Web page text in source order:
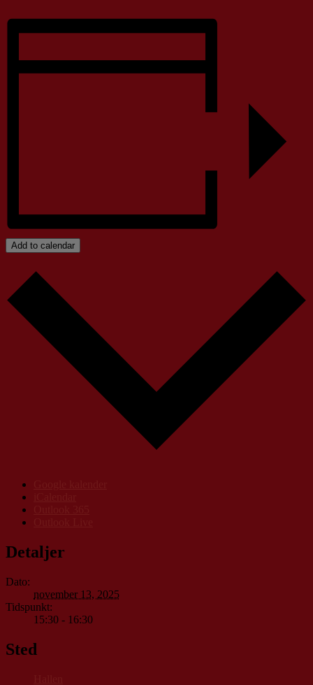
Add to calendar
Detaljer
Dato:
november 13, 2025
Tidspunkt:
15:30 - 16:30
Sted